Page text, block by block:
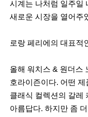
시계는 나처럼 일주일
새로운 시장을 열어주
로랑 페리에의 대표적
올해 워치스 & 원더스
호라이즌이다. 어떤 제
클래식 컬렉션의 갈레
아름답다. 하지만 좀